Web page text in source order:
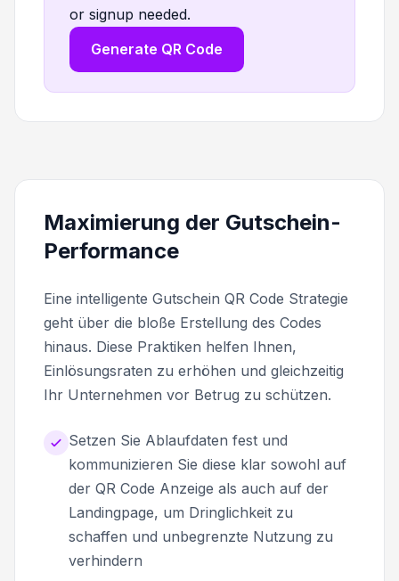
or signup needed.
Generate QR Code
Maximierung der Gutschein-
Performance
Eine intelligente Gutschein QR Code Strategie
geht über die bloße Erstellung des Codes
hinaus. Diese Praktiken helfen Ihnen,
Einlösungsraten zu erhöhen und gleichzeitig
Ihr Unternehmen vor Betrug zu schützen.
Setzen Sie Ablaufdaten fest und
kommunizieren Sie diese klar sowohl auf
der QR Code Anzeige als auch auf der
Landingpage, um Dringlichkeit zu
schaffen und unbegrenzte Nutzung zu
verhindern